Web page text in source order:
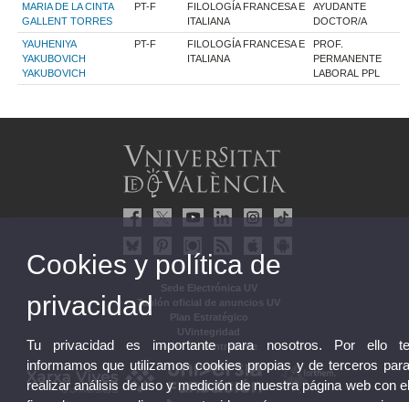
MARIA DE LA CINTA
GALLENT TORRES
PT-F
FILOLOGÍA FRANCESA E
ITALIANA
AYUDANTE
DOCTOR/A
YAUHENIYA
YAKUBOVICH
YAKUBOVICH
PT-F
FILOLOGÍA FRANCESA E
ITALIANA
PROF.
PERMANENTE
LABORAL PPL
Sede Electrónica UV
Tablón oficial de anuncios UV
Plan Estratégico
UVintegridad
Perfil de contratante
Cookies y política de
privacidad
Tu privacidad es importante para nosotros. Por ello
informamos que utilizamos cookies propias y de terceros
realizar análisis de uso y medición de nuestra página web con